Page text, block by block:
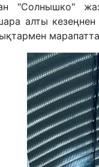
"Солнышко"
алты